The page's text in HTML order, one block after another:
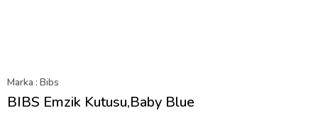
Marka : Bibs
BIBS Emzik Kutusu,Baby Blue